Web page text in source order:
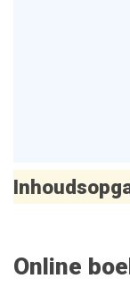
Online